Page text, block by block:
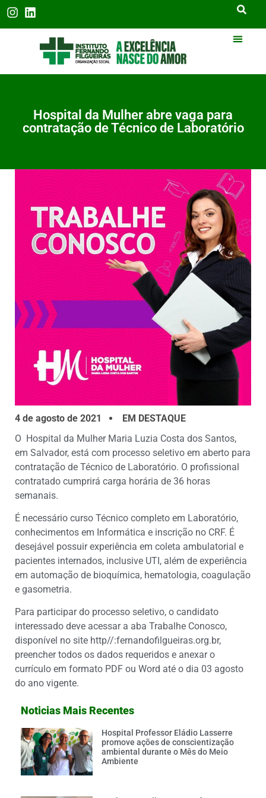
Hospital da Mulher abre vaga para
contratação de Técnico de Laboratório
4 de agosto de 2021
EM DESTAQUE
O Hospital da Mulher Maria Luzia Costa dos Santos,
em Salvador, está com processo seletivo em aberto para
contratação de Técnico de Laboratório. O profissional
contratado cumprirá carga horária de 36 horas
semanais.
É necessário curso Técnico completo em Laboratório,
conhecimentos em Informática e inscrição no CRF. É
desejável possuir experiência em coleta ambulatorial e
pacientes internados, inclusive UTI, além de experiência
em automação de bioquímica, hematologia, coagulação
e gasometria.
Para participar do processo seletivo, o candidato
interessado deve acessar a aba Trabalhe Conosco,
disponível no site http//:fernandofilgueiras.org.br,
preencher todos os dados requeridos e anexar o
currículo em formato PDF ou Word até o dia 03 agosto
do ano vigente.
Noticias Mais Recentes
Hospital Professor Eládio Lasserre
promove ações de conscientização
ambiental durante o Mês do Meio
Ambiente